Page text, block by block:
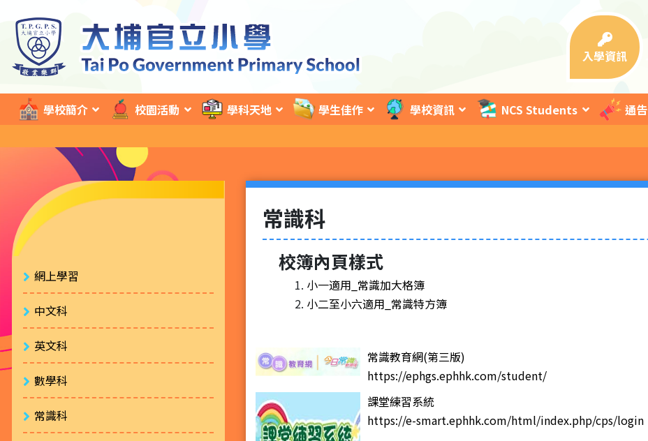
入學資訊
學校簡介 校園活動 學科天地 學生佳作 學校資訊 NCS Students 通告
網上學習
中文科
英文科
數學科
常識科
常識科
校簿內頁樣式
小一適用_常識加大格簿
小二至小六適用_常識特方簿
常識教育網(第三版)
https://ephgs.ephhk.com/student/
課堂練習系統
https://e-smart.ephhk.com/html/index.php/cps/login